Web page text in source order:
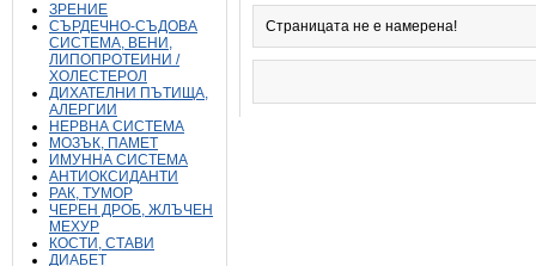
ЗРЕНИЕ
СЪРДЕЧНО-СЪДОВА
СИСТЕМА, ВЕНИ,
ЛИПОПРОТЕИНИ /
ХОЛЕСТЕРОЛ
ДИХАТЕЛНИ ПЪТИЩА,
АЛЕРГИИ
НЕРВНА СИСТЕМА
МОЗЪК, ПАМЕТ
ИМУННА СИСТЕМА
АНТИОКСИДАНТИ
РАК, ТУМОР
ЧЕРЕН ДРОБ, ЖЛЪЧЕН
МЕХУР
КОСТИ, СТАВИ
ДИАБЕТ
Страницата не е намерена!